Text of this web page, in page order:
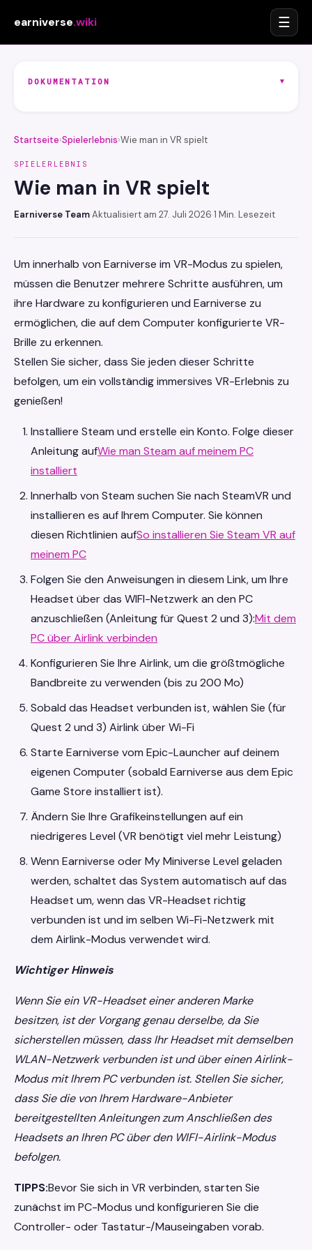
earniverse.wiki ☰
DOKUMENTATION ▾
Startseite›Spielerlebnis›Wie man in VR spielt
SPIELERLEBNIS
Wie man in VR spielt
Earniverse Team·Aktualisiert am 27. Juli 2026·1 Min. Lesezeit
Um innerhalb von Earniverse im VR-Modus zu spielen,
müssen die Benutzer mehrere Schritte ausführen, um
ihre Hardware zu konfigurieren und Earniverse zu
ermöglichen, die auf dem Computer konfigurierte VR-
Brille zu erkennen.
Stellen Sie sicher, dass Sie jeden dieser Schritte
befolgen, um ein vollständig immersives VR-Erlebnis zu
genießen!
Installiere Steam und erstelle ein Konto. Folge dieser
Anleitung aufWie man Steam auf meinem PC
installiert
Innerhalb von Steam suchen Sie nach SteamVR und
installieren es auf Ihrem Computer. Sie können
diesen Richtlinien aufSo installieren Sie Steam VR auf
meinem PC
Folgen Sie den Anweisungen in diesem Link, um Ihre
Headset über das WIFI-Netzwerk an den PC
anzuschließen (Anleitung für Quest 2 und 3):Mit dem
PC über Airlink verbinden
Konfigurieren Sie Ihre Airlink, um die größtmögliche
Bandbreite zu verwenden (bis zu 200 Mo)
Sobald das Headset verbunden ist, wählen Sie (für
Quest 2 und 3) Airlink über Wi-Fi
Starte Earniverse vom Epic-Launcher auf deinem
eigenen Computer (sobald Earniverse aus dem Epic
Game Store installiert ist).
Ändern Sie Ihre Grafikeinstellungen auf ein
niedrigeres Level (VR benötigt viel mehr Leistung)
Wenn Earniverse oder My Miniverse Level geladen
werden, schaltet das System automatisch auf das
Headset um, wenn das VR-Headset richtig
verbunden ist und im selben Wi-Fi-Netzwerk mit
dem Airlink-Modus verwendet wird.
Wichtiger Hinweis
Wenn Sie ein VR-Headset einer anderen Marke
besitzen, ist der Vorgang genau derselbe, da Sie
sicherstellen müssen, dass Ihr Headset mit demselben
WLAN-Netzwerk verbunden ist und über einen Airlink-
Modus mit Ihrem PC verbunden ist. Stellen Sie sicher,
dass Sie die von Ihrem Hardware-Anbieter
bereitgestellten Anleitungen zum Anschließen des
Headsets an Ihren PC über den WIFI-Airlink-Modus
befolgen.
TIPPS:Bevor Sie sich in VR verbinden, starten Sie
zunächst im PC-Modus und konfigurieren Sie die
Controller- oder Tastatur-/Mauseingaben vorab.